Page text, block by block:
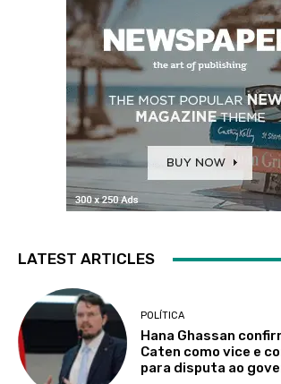
LATEST ARTICLES
POLÍTICA
Hana Ghassan
Caten como vice e
para disputa ao